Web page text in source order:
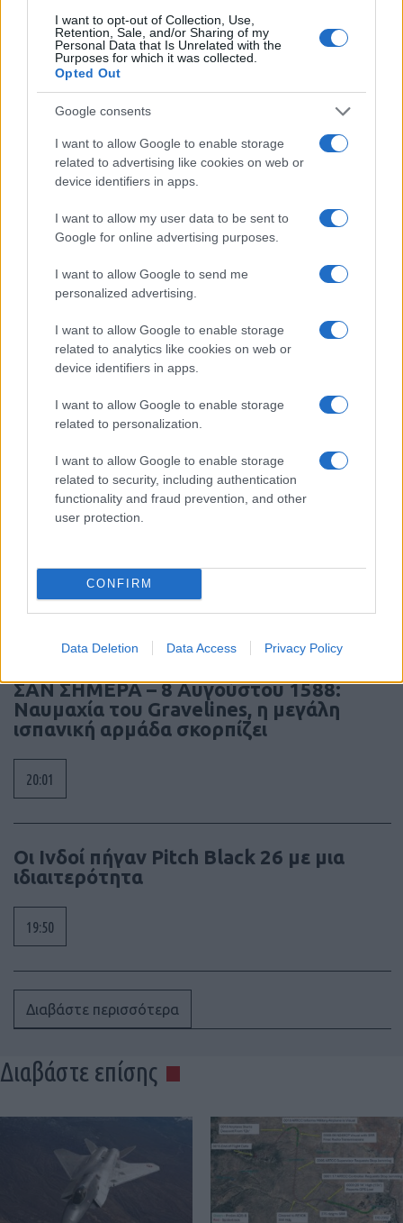
I want to opt-out of Collection, Use,
Retention, Sale, and/or Sharing of my
Personal Data that Is Unrelated with the
Purposes for which it was collected.
Opted Out
Google consents
I want to allow Google to enable storage
related to advertising like cookies on web or
device identifiers in apps.
I want to allow my user data to be sent to
Google for online advertising purposes.
I want to allow Google to send me
personalized advertising.
I want to allow Google to enable storage
related to analytics like cookies on web or
device identifiers in apps.
I want to allow Google to enable storage
related to personalization.
I want to allow Google to enable storage
related to security, including authentication
functionality and fraud prevention, and other
user protection.
CONFIRM
Data Deletion Data Access Privacy Policy
Ευρωπαϊκή Επιτροπή: Επιταχύνει το
IRIS² με 348 δορυφόρους για ασφαλείς
ευρωπαϊκές επικοινωνίες
Πλοίο «Nadezhda»: Χτυπήθηκε από
ουκρανικά drones καθ’ οδόν προς τη
Ρωσία – Ρυμουλκήθηκε σε τουρκικό
λιμάνι
Η Χαμάς δηλώνει εκ νέου έτοιμη να
εφαρμόσει το σχέδιο των ΗΠΑ για τη
Γάζα
20:40
ΣΑΝ ΣΗΜΕΡΑ – 8 Αυγούστου 1588:
Ναυμαχία του Gravelines, η μεγάλη
ισπανική αρμάδα σκορπίζει
20:01
Οι Ινδοί πήγαν Pitch Black 26 με μια
ιδιαιτερότητα
19:50
Διαβάστε περισσότερα
Διαβάστε επίσης